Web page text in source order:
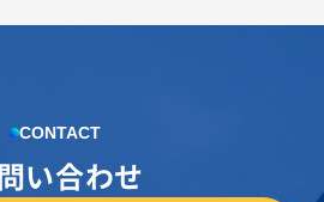
CONTACT
い合わせ